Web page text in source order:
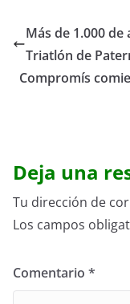
Más de 1.000
Triatlón de
Compromís
Deja una
Tu dirección de
Los campos
Comentario *